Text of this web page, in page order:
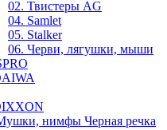
02. Твистеры AG
04. Samlet
05. Stalker
06. Черви, лягушки, мыши
нимфы Черная речка